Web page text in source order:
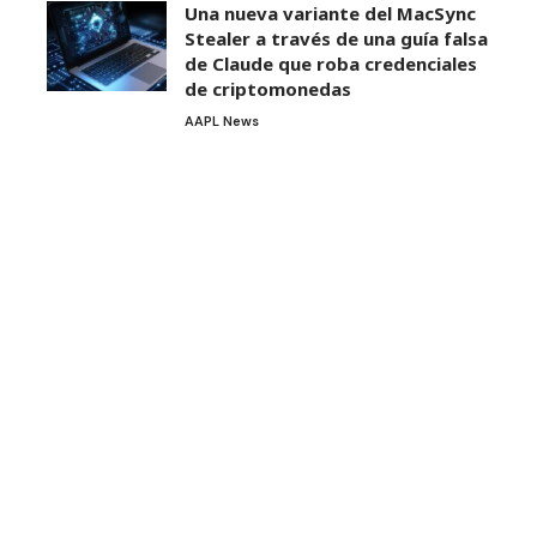
Una nueva variante del MacSync
Stealer a través de una guía falsa
de Claude que roba credenciales
de criptomonedas
AAPL News